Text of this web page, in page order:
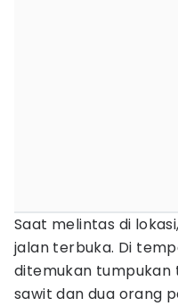
Saat melintas di
jalan terbuka. Di
ditemukan tumpukan
sawit dan dua orang